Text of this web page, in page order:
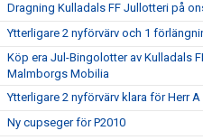
Dragning Kulladals FF Jullotteri på
Ytterligare 2 nyförvärv och 1
Köp era Jul-Bingolotter av Kulladals
Malmborgs Mobilia
Ytterligare 2 nyförvärv klara för Herr A
Ny cupseger för P2010